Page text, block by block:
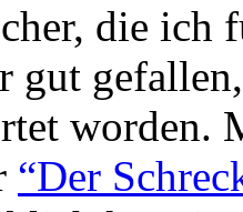
die ich
gut
worden.
“Der